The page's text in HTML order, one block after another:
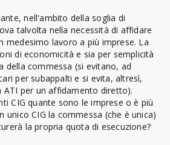
nell'ambito della soglia di
talvolta nella necessità di affidare
medesimo lavoro a più imprese. La
di economicità e sia per semplicità
della commessa (si evitano, ad
per subappalti e si evita, altresì,
ATI per un affidamento diretto).
CIG quante sono le imprese o è più
CIG la commessa (che è unica)
la propria quota di esecuzione?